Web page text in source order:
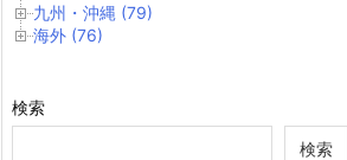
九州・沖縄 (79)
海外 (76)
検索
検索